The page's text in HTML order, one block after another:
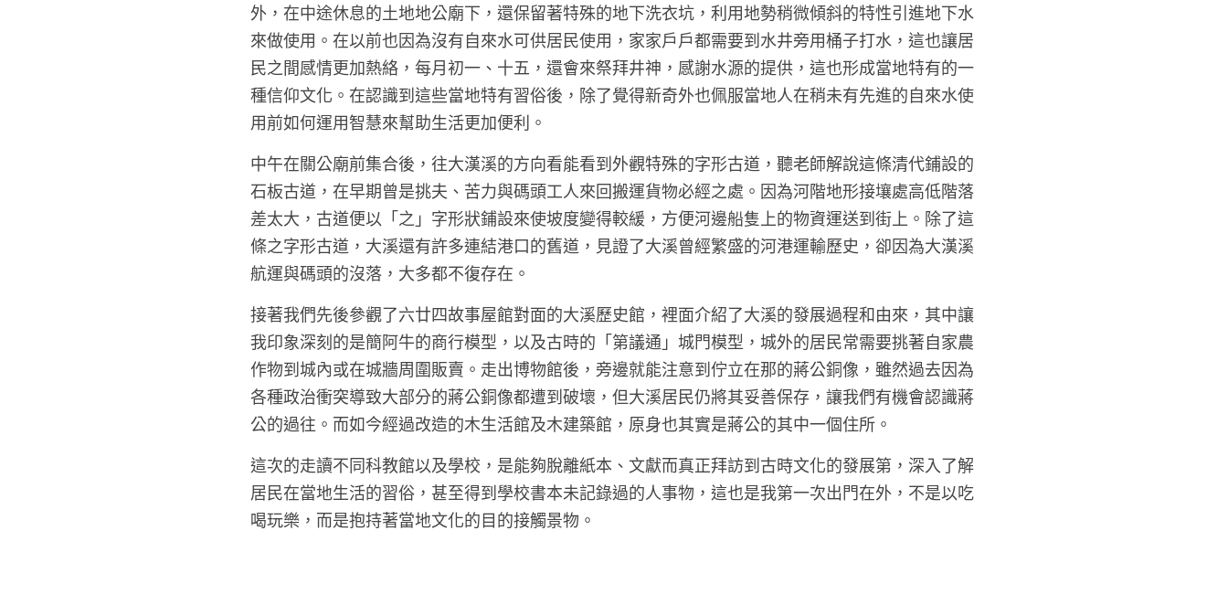
外，在中途休息的土地地公廟下，還保留著特殊的地下洗衣坑，利用地勢稍微傾斜的特性引進地下水
來做使用。在以前也因為沒有自來水可供居民使用，家家戶戶都需要到水井旁用桶子打水，這也讓居
民之間感情更加熱絡，每月初一、十五，還會來祭拜井神，感謝水源的提供，這也形成當地特有的一
種信仰文化。在認識到這些當地特有習俗後，除了覺得新奇外也佩服當地人在稍未有先進的自來水使
用前如何運用智慧來幫助生活更加便利。
中午在關公廟前集合後，往大漢溪的方向看能看到外觀特殊的字形古道，聽老師解說這條清代鋪設的
石板古道，在早期曾是挑夫、苦力與碼頭工人來回搬運貨物必經之處。因為河階地形接壤處高低階落
差太大，古道便以「之」字形狀鋪設來使坡度變得較緩，方便河邊船隻上的物資運送到街上。除了這
條之字形古道，大溪還有許多連結港口的舊道，見證了大溪曾經繁盛的河港運輸歷史，卻因為大漢溪
航運與碼頭的沒落，大多都不復存在。
接著我們先後參觀了六廿四故事屋館對面的大溪歷史館，裡面介紹了大溪的發展過程和由來，其中讓
我印象深刻的是簡阿牛的商行模型，以及古時的「第議通」城門模型，城外的居民常需要挑著自家農
作物到城內或在城牆周圍販賣。走出博物館後，旁邊就能注意到佇立在那的蔣公銅像，雖然過去因為
各種政治衝突導致大部分的蔣公銅像都遭到破壞，但大溪居民仍將其妥善保存，讓我們有機會認識蔣
公的過往。而如今經過改造的木生活館及木建築館，原身也其實是蔣公的其中一個住所。
這次的走讀不同科教館以及學校，是能夠脫離紙本、文獻而真正拜訪到古時文化的發展第，深入了解
居民在當地生活的習俗，甚至得到學校書本未記錄過的人事物，這也是我第一次出門在外，不是以吃
喝玩樂，而是抱持著當地文化的目的接觸景物。